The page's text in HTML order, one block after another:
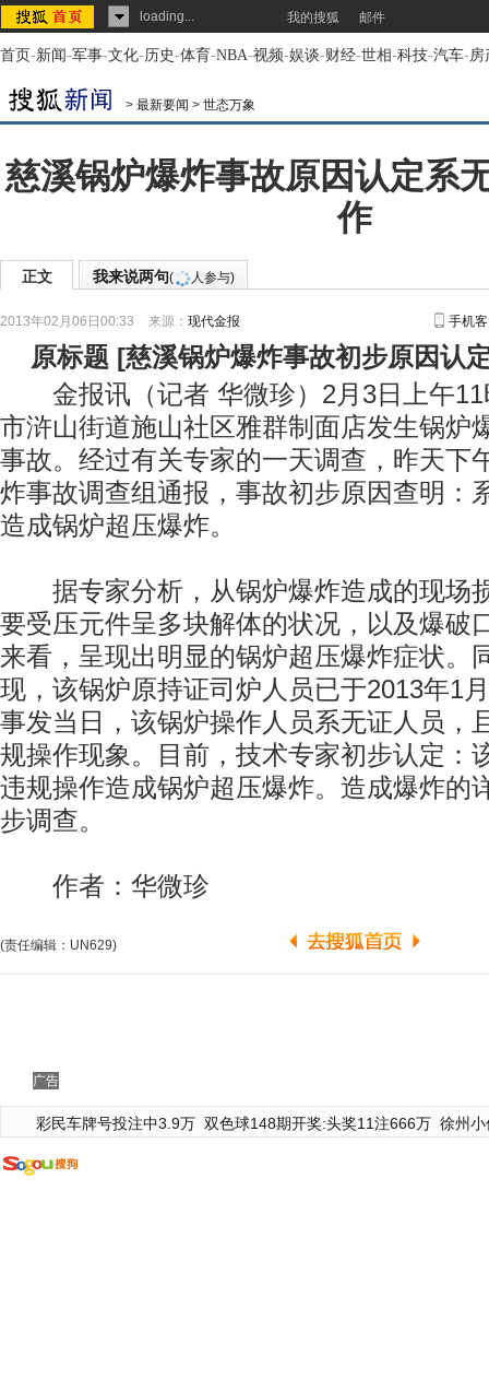
loading... 我的搜狐 邮件
首页-新闻-军事-文化-历史-体育-NBA-视频-娱谈-财经-世相-科技-汽车-房
> 最新要闻 > 世态万象
慈溪锅炉爆炸事故原因认定系
作
正文 我来说两句( 人参与)
2013年02月06日00:33 来源： 现代金报 手机
原标题 [慈溪锅炉爆炸事故初步原因认
金报讯（记者 华微珍）2月3日上午11
市浒山街道施山社区雅群制面店发生锅炉
事故。经过有关专家的一天调查，昨天下
炸事故调查组通报，事故初步原因查明：
造成锅炉超压爆炸。
据专家分析，从锅炉爆炸造成的现场
要受压元件呈多块解体的状况，以及爆破
来看，呈现出明显的锅炉超压爆炸症状。
现，该锅炉原持证司炉人员已于2013年1
事发当日，该锅炉操作人员系无证人员，
规操作现象。目前，技术专家初步认定：
违规操作造成锅炉超压爆炸。造成爆炸的
步调查。
作者：华微珍
(责任编辑：UN629)
广告
彩民车牌号投注中3.9万 双色球148期开奖:头奖11注666万 徐州